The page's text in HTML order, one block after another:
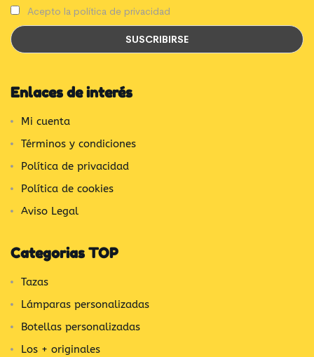
Acepto la política de privacidad
Enlaces de interés
Mi cuenta
Términos y condiciones
Política de privacidad
Política de cookies
Aviso Legal
Categorias TOP
Tazas
Lámparas personalizadas
Botellas personalizadas
Los + originales